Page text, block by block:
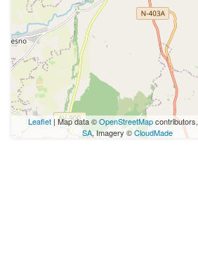
Leaflet | Map data ©OpenStreetMapcontributors,
SA, Imagery ©CloudMade